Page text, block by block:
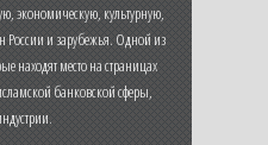
экономическую, культурную,
России и зарубежья. Одной из
находят место на страницах
банковской сферы,